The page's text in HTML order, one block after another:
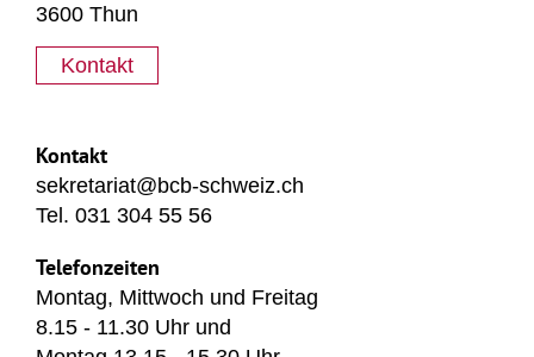
3600 Thun
Kontakt
Kontakt
sekretariat@bcb-schweiz.ch
Tel. 031 304 55 56
Telefonzeiten
Montag, Mittwoch und Freitag
8.15 - 11.30 Uhr und